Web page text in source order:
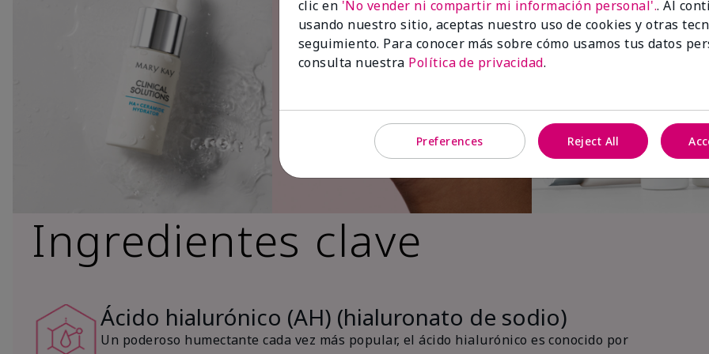
Ingredientes clave
Ácido hialurónico (AH) (hialuronato de sodio)
Un poderoso humectante cada vez más popular, el ácido hialurónico es conocido por
clic en 'No vender ni compartir mi información personal'.. Al
usando nuestro sitio, aceptas nuestro uso de cookies y otras
seguimiento. Para conocer más sobre cómo usamos tus datos
consulta nuestra Política de privacidad.
Preferences Reject All